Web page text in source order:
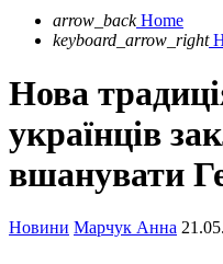
arrow_back Home
keyboard_arrow_right
Нова
українців
вшанувати
Новини Марчук Анна